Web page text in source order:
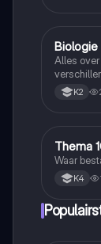
Biologie
Alles
K2
Biologie
Thema
Waar
K4